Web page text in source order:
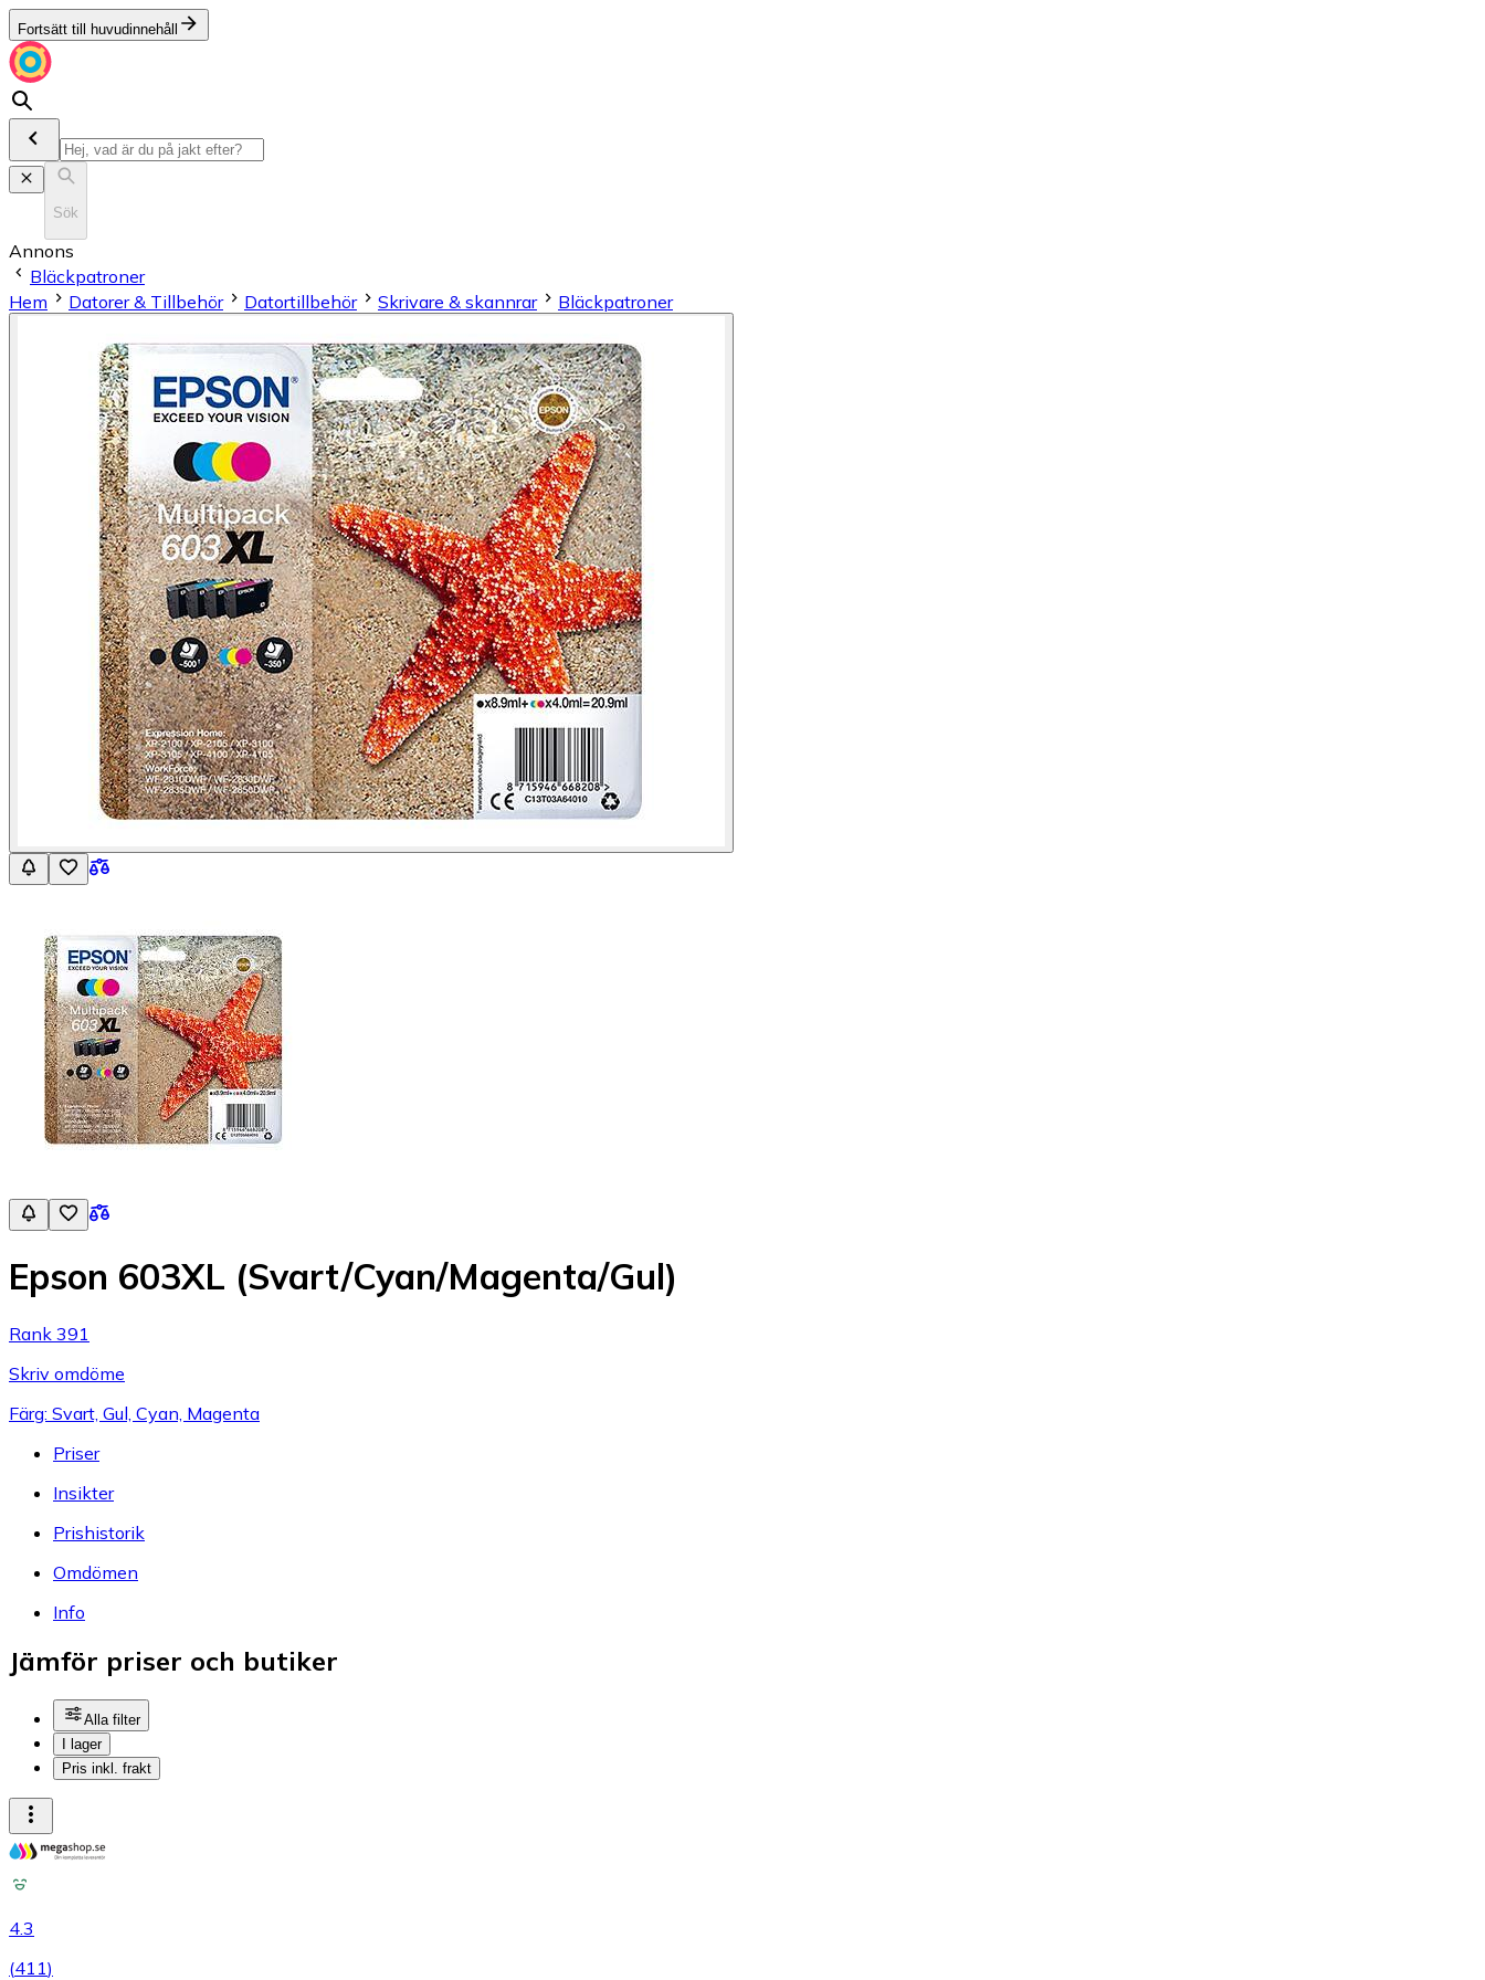
Fortsätt till huvudinnehåll
Sök
Annons
Bläckpatroner
Hem
Datorer & Tillbehör Datortillbehör Skrivare & skannrar Bläckpatroner
Epson 603XL (Svart/Cyan/Magenta/Gul)
Rank 391
Skriv omdöme
Färg: Svart, Gul, Cyan, Magenta
Priser
Insikter
Prishistorik
Omdömen
Info
Jämför priser och butiker
Alla filter
I lager
Pris inkl. frakt
4.3
(411)